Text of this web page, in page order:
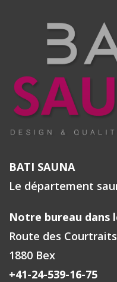
BATI SAUNA
Le département
Notre bureau dans
Route des
1880 Bex
+41-24-539-16-75